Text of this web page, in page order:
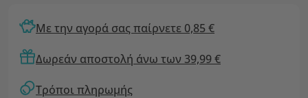
Με την αγορά σας παίρνετε 0,85 €
Δωρεάν αποστολή άνω των 39,99 €
Τρόποι πληρωμής